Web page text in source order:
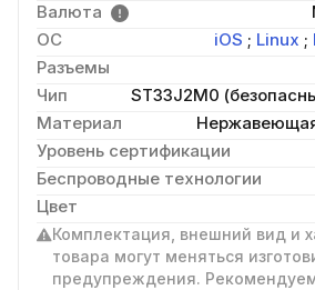
Валюта
ОС
iOS ; Linux ;
Разъемы
Чип
ST33J2M0
Материал
Уровень сертификации
Беспроводные технологии
Цвет
Комплектация, внешний вид и
товара могут меняться
предупреждения.